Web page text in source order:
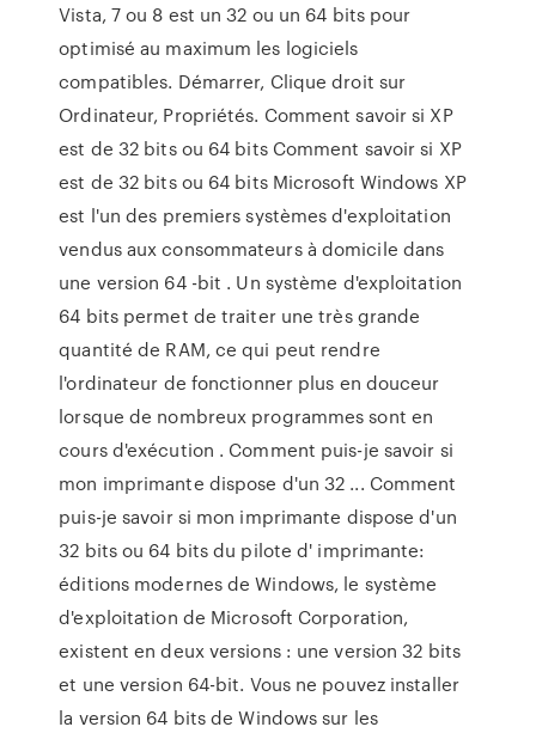
Vista, 7 ou 8 est un 32 ou un 64 bits pour
optimisé au maximum les logiciels
compatibles. Démarrer, Clique droit sur
Ordinateur, Propriétés. Comment savoir si XP
est de 32 bits ou 64 bits Comment savoir si XP
est de 32 bits ou 64 bits Microsoft Windows XP
est l'un des premiers systèmes d'exploitation
vendus aux consommateurs à domicile dans
une version 64 -bit . Un système d'exploitation
64 bits permet de traiter une très grande
quantité de RAM, ce qui peut rendre
l'ordinateur de fonctionner plus en douceur
lorsque de nombreux programmes sont en
cours d'exécution . Comment puis-je savoir si
mon imprimante dispose d'un 32 ... Comment
puis-je savoir si mon imprimante dispose d'un
32 bits ou 64 bits du pilote d' imprimante:
éditions modernes de Windows, le système
d'exploitation de Microsoft Corporation,
existent en deux versions : une version 32 bits
et une version 64-bit. Vous ne pouvez installer
la version 64 bits de Windows sur les